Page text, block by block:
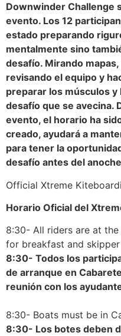
Downwinder Challenge
evento. Los 12
estado preparando
mentalmente sino
desafío. Mirando
revisando el equipo y
preparar los músculos
desafío que se avecina.
evento, el horario ha
creado, ayudará a
para tener la
desafío antes del
Official Xtreme
Horario Oficial del
8:30- All riders are at
for breakfast and
8:30- Todos los
de arranque en
reunión con los
8:30- Boats must be in
8:30- Los botes deben